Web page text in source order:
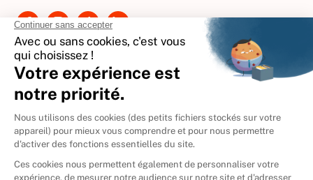
International
🇪🇸 Espagne
🇩🇪Allemagne
🇮🇹 Italie